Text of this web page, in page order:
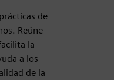
de
Reúne
la
a los
de la